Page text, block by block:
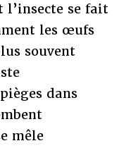
se fait
les œufs
souvent
dans
mêle